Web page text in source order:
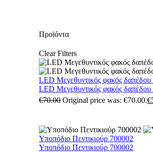
Προϊόντα
Clear Filters
LED Μεγεθυντικός φακός
LED Μεγεθυντικός φακός
€70.00 Original price was: €70.00.€
Υποπόδιο Πεντικιούρ 700002
Υποπόδιο Πεντικιούρ 700002